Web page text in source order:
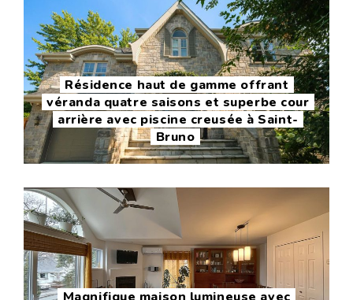
Résidence haut de gamme offrant
véranda quatre saisons et superbe cour
arrière avec piscine creusée à Saint-
Bruno